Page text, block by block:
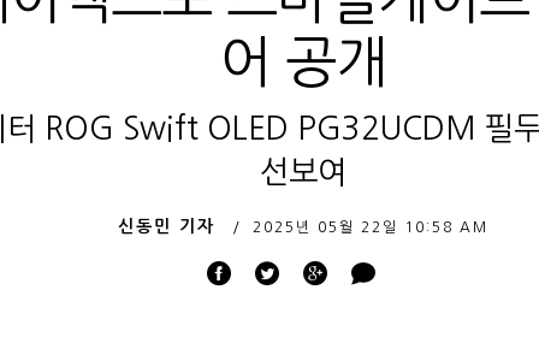
어 공개
터 ROG Swift OLED PG32UCDM 필두
선보여
신동민 기자 2025년 05월 22일 10:58 AM